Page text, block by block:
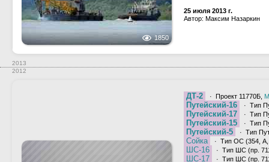
1850
25 июля 2013 г.
Автор: Максим Назаркин
2013
2012
ДТ-2 · Проект 11770Б,
Путейский-16 · Тип
Путейский-17 · Тип
Путейский-15 · Тип
Путейский-5 · Тип
Сойка · Тип ОС (354, А,
ШС-16 · Тип ШС (пр.
ШС-17 · Тип ШС (пр.